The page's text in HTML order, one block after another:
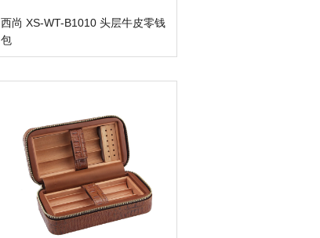
西尚 XS-WT-B1010 头层牛皮零钱
包